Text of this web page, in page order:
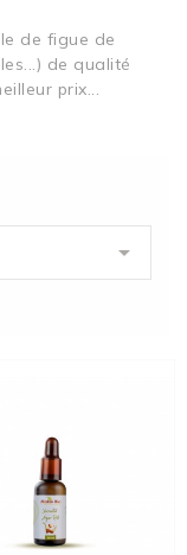
de figue de
de qualité
prix...
